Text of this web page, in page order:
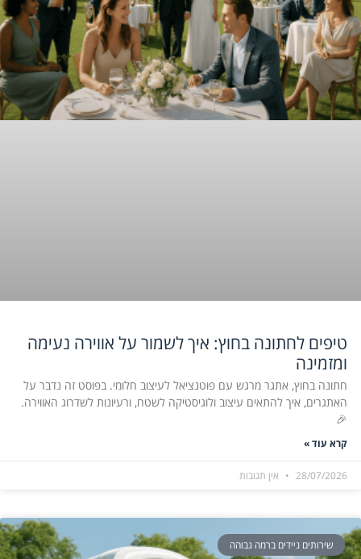
טיפים לחתונה בחוץ: איך לשמור על אווירה נעימה
ומזמינה
חתונה בחוץ, אתגר מרגש עם פוטנציאל לעיצוב חלומי. בפוסט זה נדבר על
האתגרים, איך להתאים עיצוב ולוגיסטיקה לשטח, ורעיונות לשדרוג האווירה.
🎉
קרא עוד »
28/07/2026 אין תגובות
שירותים ניידים ברמה גבוהה